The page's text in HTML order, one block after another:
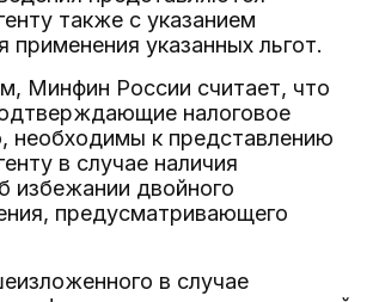
также с указанием
применения указанных льгот.
Минфин России считает, что
налоговое
необходимы к представлению
в случае наличия
избежании двойного
предусматривающего
в случае